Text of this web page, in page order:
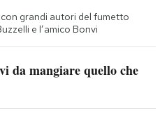
grandi autori del fumetto
e l’amico Bonvi
da mangiare quello che